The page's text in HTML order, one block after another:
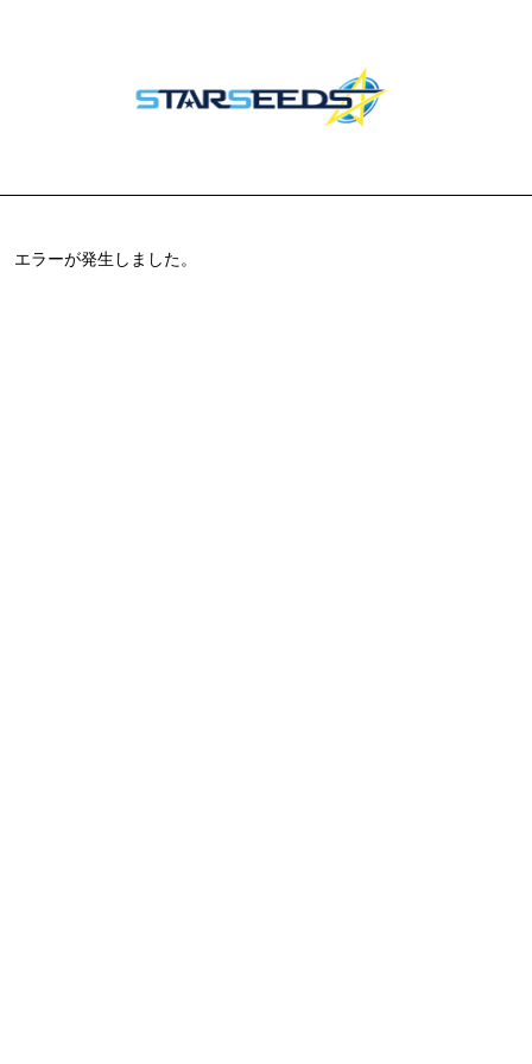
エラーが発生しました。